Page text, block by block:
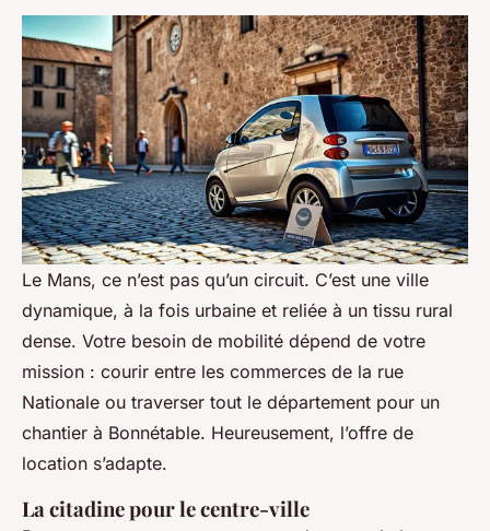
Le Mans, ce n’est pas qu’un circuit. C’est une ville
dynamique, à la fois urbaine et reliée à un tissu rural
dense. Votre besoin de mobilité dépend de votre
mission : courir entre les commerces de la rue
Nationale ou traverser tout le département pour un
chantier à Bonnétable. Heureusement, l’offre de
location s’adapte.
La citadine pour le centre-ville